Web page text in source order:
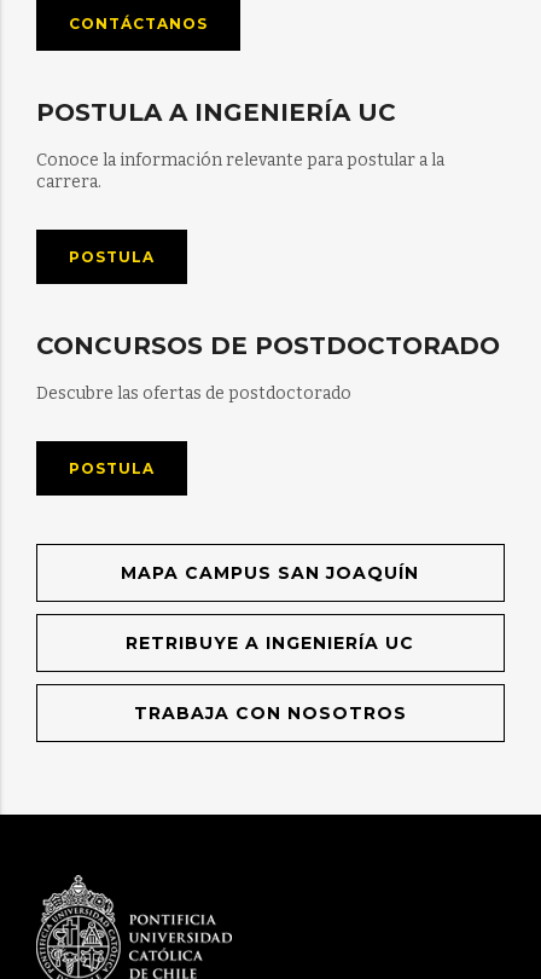
CONTÁCTANOS
POSTULA A INGENIERÍA UC
Conoce la información relevante para postular a la
carrera.
POSTULA
CONCURSOS DE POSTDOCTORADO
Descubre las ofertas de postdoctorado
POSTULA
MAPA CAMPUS SAN JOAQUÍN
RETRIBUYE A INGENIERÍA UC
TRABAJA CON NOSOTROS